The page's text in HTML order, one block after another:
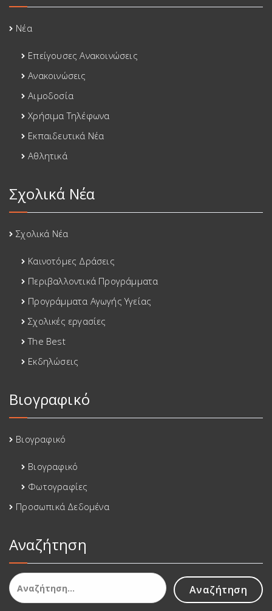
Νέα
Επείγουσες Ανακοινώσεις
Ανακοινώσεις
Αιμοδοσία
Χρήσιμα Τηλέφωνα
Εκπαιδευτικά Νέα
Αθλητικά
Σχολικά Νέα
Σχολικά Νέα
Καινοτόμες Δράσεις
Περιβαλλοντικά Προγράμματα
Προγράμματα Αγωγής Υγείας
Σχολικές εργασίες
The Best
Εκδηλώσεις
Βιογραφικό
Βιογραφικό
Βιογραφικό
Φωτογραφίες
Προσωπικά Δεδομένα
Αναζήτηση
Αναζήτηση
για: